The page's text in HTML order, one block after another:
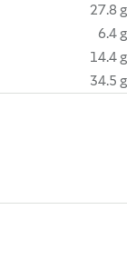
27.8 g
6.4 g
14.4 g
34.5 g